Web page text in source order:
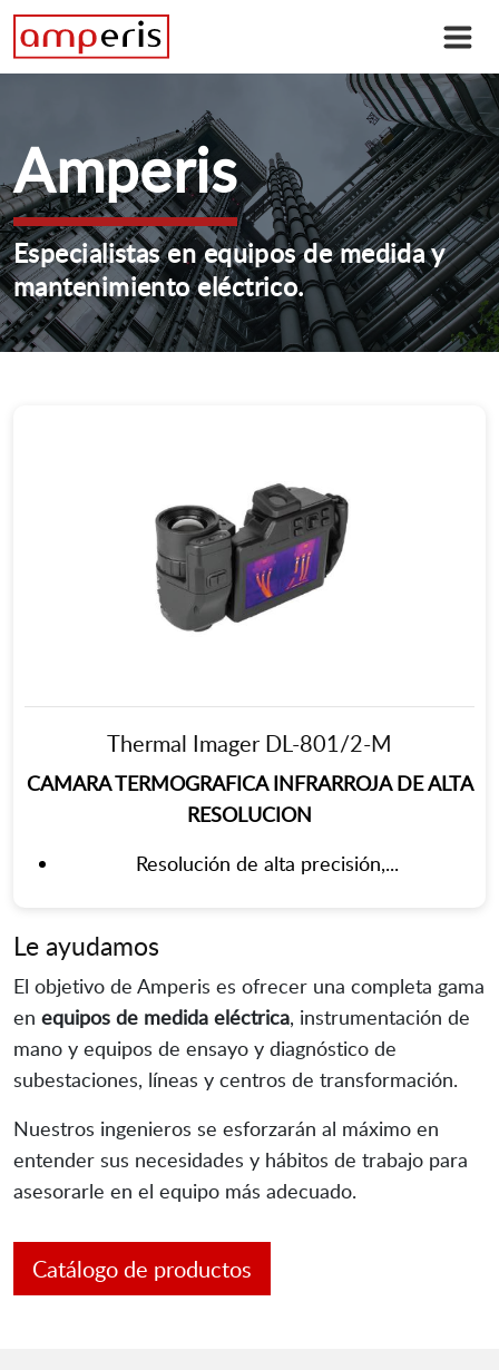
Amperis
Especialistas en equipos de medida y
mantenimiento eléctrico.
Thermal Imager DL-801/2-M
CAMARA TERMOGRAFICA INFRARROJA DE ALTA
RESOLUCION
Resolución de alta precisión,...
Le ayudamos
El objetivo de Amperis es ofrecer una completa gama
en equipos de medida eléctrica, instrumentación de
mano y equipos de ensayo y diagnóstico de
subestaciones, líneas y centros de transformación.
Nuestros ingenieros se esforzarán al máximo en
entender sus necesidades y hábitos de trabajo para
asesorarle en el equipo más adecuado.
Catálogo de productos